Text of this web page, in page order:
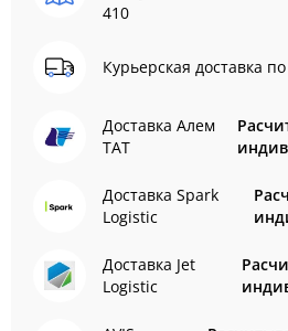
410
Курьерская доставка
Доставка Алем
ТАТ
Доставка Spark
Logistic
Доставка Jet
Logistic